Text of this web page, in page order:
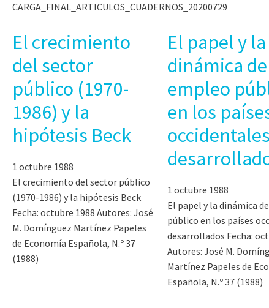
CARGA_FINAL_ARTICULOS_CUADERNOS_20200729
El crecimiento
del sector
público (1970-
1986) y la
hipótesis Beck
1 octubre 1988
El crecimiento del sector público
(1970-1986) y la hipótesis Beck
Fecha: octubre 1988 Autores: José
M. Domínguez Martínez Papeles
de Economía Española, N.º 37
(1988)
El papel y la
dinámica
empleo
en los
occidentales
1 octubre 1988
El papel y la dinámica
público en los países
desarrollados Fecha:
Autores: José M.
Martínez Papeles de
Española, N.º 37 (1988)